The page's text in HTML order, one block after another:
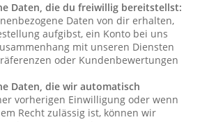
Daten, die du freiwillig bereitstellst:
Daten von dir erhalten,
aufgibst, ein Konto bei uns
mit unseren Diensten
oder Kundenbewertungen
Daten, die wir automatisch
vorherigen Einwilligung oder wenn
Recht zulässig ist, können wir